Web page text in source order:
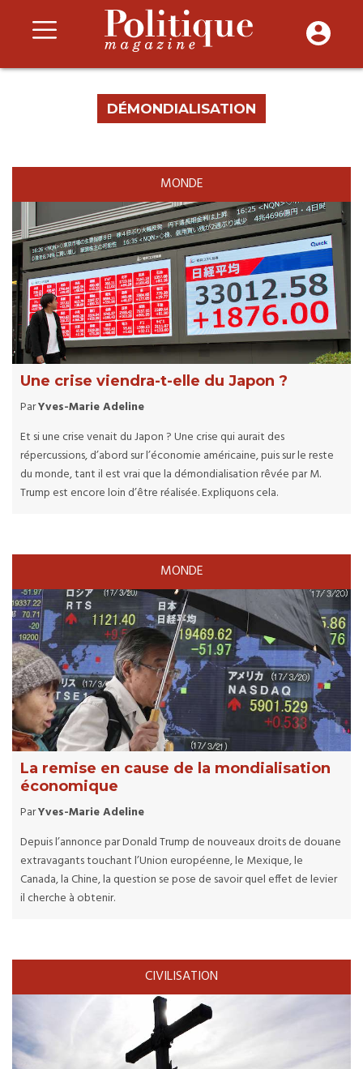
DÉMONDIALISATION
MONDE
Une crise viendra-t-elle du Japon ?
ParYves-Marie Adeline
Et si une crise venait du Japon ? Une crise qui aurait des
répercussions, d’abord sur l’économie américaine, puis sur le reste
du monde, tant il est vrai que la démondialisation rêvée par M.
Trump est encore loin d’être réalisée. Expliquons cela.
MONDE
La remise en cause de la mondialisation
économique
ParYves-Marie Adeline
Depuis l’annonce par Donald Trump de nouveaux droits de douane
extravagants touchant l’Union européenne, le Mexique, le
Canada, la Chine, la question se pose de savoir quel effet de levier
il cherche à obtenir.
CIVILISATION